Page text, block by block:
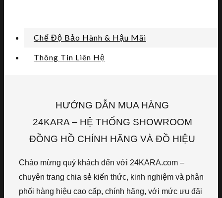
Chế Độ Bảo Hành & Hậu Mãi
Thông Tin Liên Hệ
HƯỚNG DẪN MUA HÀNG
24KARA – HỆ THỐNG SHOWROOM
ĐỒNG HỒ CHÍNH HÃNG VÀ ĐỒ HIỆU
Chào mừng quý khách đến với 24KARA.com –
chuyên trang chia sẻ kiến thức, kinh nghiệm và phân
phối hàng hiệu cao cấp, chính hãng, với mức ưu đãi